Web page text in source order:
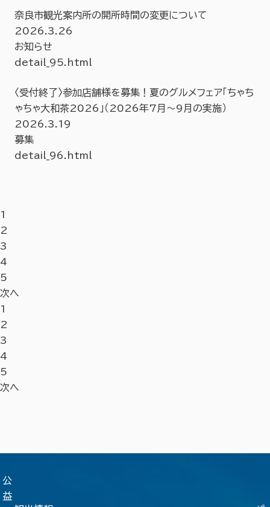
奈良市観光案内所の開所時間の変更について
2026.3.26
お知らせ
detail_95.html
〈受付終了〉参加店舗様を募集！夏のグルメフェア「ちゃち
ゃちゃ大和茶2026」（2026年7月〜9月の実施）
2026.3.19
募集
detail_96.html
1
2
3
4
5
次へ
1
2
3
4
5
次へ
公
益